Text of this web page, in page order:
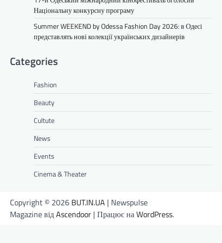
Національну конкурсну програму
Summer WEEKEND by Odessa Fashion Day 2026: в Одесі
представлять нові колекції українських дизайнерів
Categories
Fashion
Beauty
Cultute
News
Events
Cinema & Theater
Copyright © 2026 BUT.IN.UA | Newspulse
Magazine відAscendoor | Працює наWordPress.